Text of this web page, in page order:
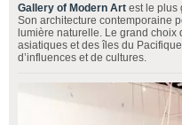
Gallery of Modern Art est le plus
Son architecture contemporaine
lumière naturelle. Le grand choix
asiatiques et des îles du
d’influences et de cultures.